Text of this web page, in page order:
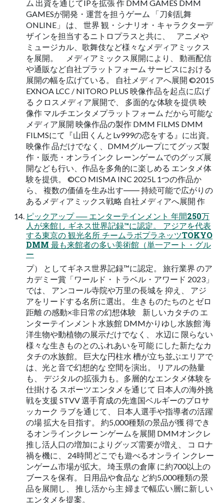
ム 出資を通じてIPを拡張 作 DMM GAMES DMM
GAMESが開発・運営を担うゲーム 「刀剣乱舞
ONLINE」 は、 世界 観・シナリオ・キャラクターデ
ザインを担当するニトロプラスと共に、 アニメや
ミュージカル、歌舞伎など様々なメディアミックス
を展開。 メディアミックス展開により、 動画配信
や通販など自社プラットフォーム サービスにおける
展開の幅を広げている。 自社メディアへ展開 ©2015
EXNOA LCC / NITORO PLUS 映像作品を起点に広げ
る クロスメディア展開で、 多面的な体験を提供 映
像作 マルチエンタメプラットフォーム だから可能な
メディア展開 映像作品の製作 DMM FILMS DMM
FILMSにて『山田くんとLv999の恋をする』に出資。
映像作 品だけでなく、DMMグループにてグッズ製
作・販売・オンラインク レーンゲームでのグッズ展
開なども行い、作品を多角的に楽しめる エンタメ体
験を提供。 ©CO MISMA INC 2025L 1つの作品か
ら、 複数の価値を生み出す―― 持続可能で広がりの
あるメディアミックス戦略 自社メディアへ展開 作
ピックアップ ── エンターテインメント 年間250万
人が来館し ギネス世界記録™に認定。 アジアを代表
する東京の 観光名所 チームラボプラネッツTOKYO
DMM 最も来館者の多い美術館（単一アート・グル
ー
プ） としてギネス世界記録™に認定。 旅行業界 のア
カデミー賞「ワールド・トラベル・アワード 2023」
では、 アンコール寺院や万里の長城を 抑え、 アジ
アをリードする名所に選出。 生きものたちのとゼロ
距離 の感動×非日常の幻想体験 新しいカタチの エ
ンターテインメント水族館 DMMかりゆし水族館 海
洋生物や動植物の展示だけでなく、 水辺に 限らない
様々な生きものとのふれあいを可能 にした新たなカ
タチの水族館。 巨大な円柱水 槽が立ち並ぶエリアで
は、光と音で幻想的な 空間を演出。 リアルの熱量
も、 デジタルの拡張力も。多層的なエンタメ体験を
仕掛ける スポーツエンタメを通じて 日本人の海外挑
戦を支援 STVV 選手育成の先進国ベルギーのプロサ
ッカーク ラブを通じて、 日本人選手や指導者の活躍
の場 拡大を目指す。 約5,000種類の景品が獲 得でき
るオンラインクレー ンゲームを展開 DMMオンクレ
推し活人口の増加によりグッズ需要が増え、 コ ロナ
禍を機に、 24時間どこでも遊べるオンライ ンクレー
ンゲーム市場が拡大。 埼玉県の倉庫 に約700以上の
ブースを保有。 日用品や食品な ど約5,000種類の景
品を展開し、 推し活から主 婦まで幅広い層に新しい
エンタメを提案。